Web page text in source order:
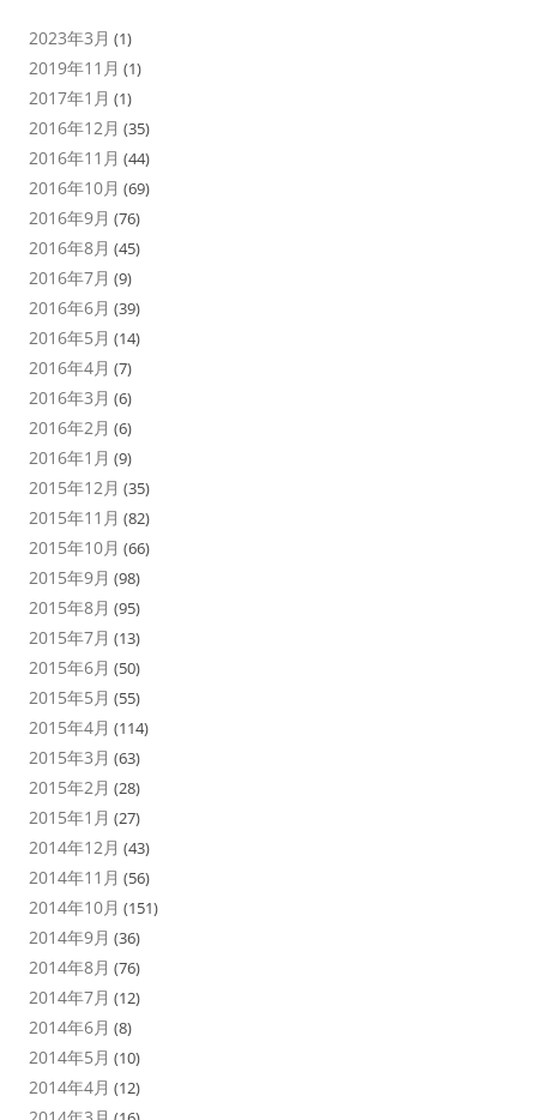
2023年3月 (1)
2019年11月 (1)
2017年1月 (1)
2016年12月 (35)
2016年11月 (44)
2016年10月 (69)
2016年9月 (76)
2016年8月 (45)
2016年7月 (9)
2016年6月 (39)
2016年5月 (14)
2016年4月 (7)
2016年3月 (6)
2016年2月 (6)
2016年1月 (9)
2015年12月 (35)
2015年11月 (82)
2015年10月 (66)
2015年9月 (98)
2015年8月 (95)
2015年7月 (13)
2015年6月 (50)
2015年5月 (55)
2015年4月 (114)
2015年3月 (63)
2015年2月 (28)
2015年1月 (27)
2014年12月 (43)
2014年11月 (56)
2014年10月 (151)
2014年9月 (36)
2014年8月 (76)
2014年7月 (12)
2014年6月 (8)
2014年5月 (10)
2014年4月 (12)